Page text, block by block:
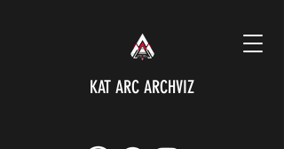
KAT ARC ARCHVIZ